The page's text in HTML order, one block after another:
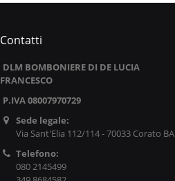
Contatti
DLM BOMBONIERE DI DE LUCIA
FRANCESCO
P.IVA 08007970729
Sede legale:
Via Sant'Elia 112/114 - 70033 Corato BA
Telefono:
080 2145499